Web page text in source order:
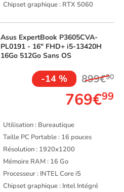
Chipset graphique : RTX 5060
Asus ExpertBook P3605CVA-
PL0191 - 16" FHD+ i5-13420H
16Go 512Go Sans OS
-14 % 899€90
769€99
Utilisation : Bureautique
Taille PC Portable : 16 pouces
Résolution : 1920x1200
Mémoire RAM : 16 Go
Processeur : INTEL Core i5
Chipset graphique : Intel Intégré